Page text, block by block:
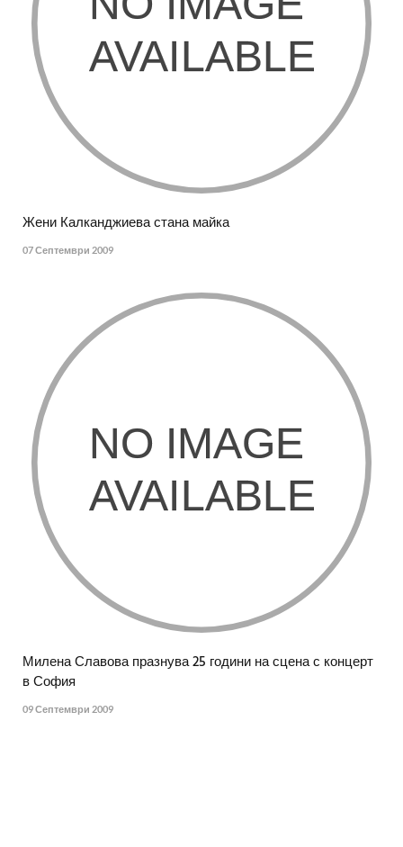
Жени Калканджиева стана майка
07 Септември 2009
Милена Славова празнува 25 години на сцена с концерт
в София
09 Септември 2009